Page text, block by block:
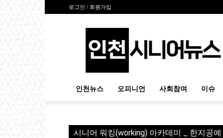
로그인 / 회원가입
시
인천뉴스 오피니언 사회참여 이슈
시니어 워킹(working) 아카데미 _ 한지공